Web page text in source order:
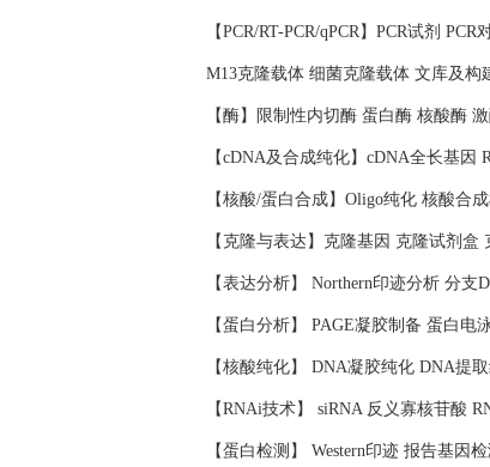
【PCR/RT-PCR/qPCR】PCR试剂
M13克隆载体 细菌克隆载体 文库及
【酶】限制性内切酶 蛋白酶 核酸酶
【cDNA及合成纯化】cDNA全长基因
【核酸/蛋白合成】Oligo纯化 核酸合
【克隆与表达】克隆基因 克隆试剂盒
【表达分析】 Northern印迹分析 分支
【蛋白分析】 PAGE凝胶制备 蛋白电
【核酸纯化】 DNA凝胶纯化 DNA提
【RNAi技术】 siRNA 反义寡核苷酸
【蛋白检测】 Western印迹 报告基因